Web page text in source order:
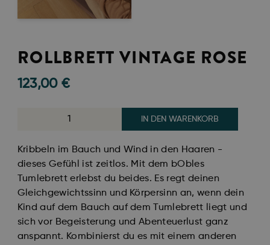
ROLLBRETT VINTAGE ROSE
123,00€
IN DEN WARENKORB
Kribbeln im Bauch und Wind in den Haaren -
dieses Gefühl ist zeitlos. Mit dem bObles
Tumlebrett erlebst du beides. Es regt deinen
Gleichgewichtssinn und Körpersinn an, wenn dein
Kind auf dem Bauch auf dem Tumlebrett liegt und
sich vor Begeisterung und Abenteuerlust ganz
anspannt. Kombinierst du es mit einem anderen